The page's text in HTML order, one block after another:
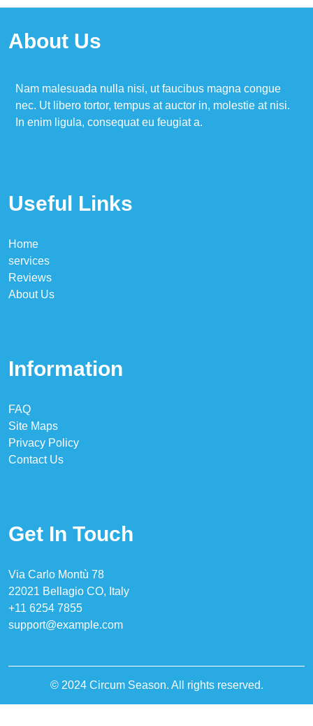
About Us
Nam malesuada nulla nisi, ut faucibus magna congue
nec. Ut libero tortor, tempus at auctor in, molestie at nisi.
In enim ligula, consequat eu feugiat a.
Useful Links
Home
services
Reviews
About Us
Information
FAQ
Site Maps
Privacy Policy
Contact Us
Get In Touch
Via Carlo Montù 78
22021 Bellagio CO, Italy
+11 6254 7855
support@example.com
© 2024 Circum Season. All rights reserved.